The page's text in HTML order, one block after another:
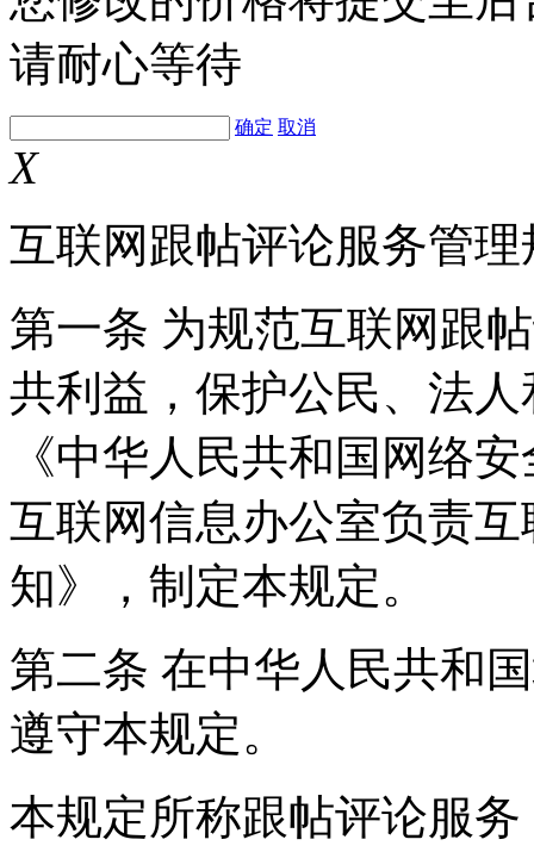
请耐心等待
确定 取消
X
互联网跟帖评论服务管理
第一条 为规范互联网跟
共利益，保护公民、法
《中华人民共和国网络
互联网信息办公室负责
知》，制定本规定。
第二条 在中华人民共和
遵守本规定。
本规定所称跟帖评论服